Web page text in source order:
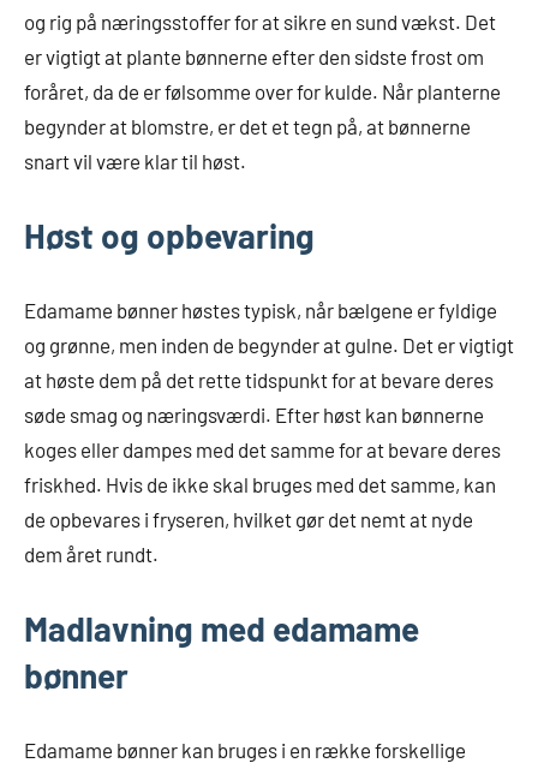
og rig på næringsstoffer for at sikre en sund vækst. Det
er vigtigt at plante bønnerne efter den sidste frost om
foråret, da de er følsomme over for kulde. Når planterne
begynder at blomstre, er det et tegn på, at bønnerne
snart vil være klar til høst.
Høst og opbevaring
Edamame bønner høstes typisk, når bælgene er fyldige
og grønne, men inden de begynder at gulne. Det er vigtigt
at høste dem på det rette tidspunkt for at bevare deres
søde smag og næringsværdi. Efter høst kan bønnerne
koges eller dampes med det samme for at bevare deres
friskhed. Hvis de ikke skal bruges med det samme, kan
de opbevares i fryseren, hvilket gør det nemt at nyde
dem året rundt.
Madlavning med edamame
bønner
Edamame bønner kan bruges i en række forskellige